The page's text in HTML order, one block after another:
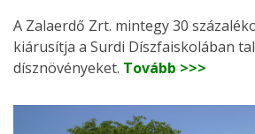
A Zalaerdő Zrt. mintegy 30
kiárusítja a Surdi Díszfaiskolában
dísznövényeket. Tovább >>>